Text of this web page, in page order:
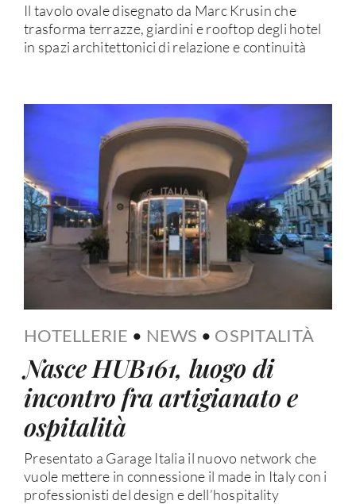
Il tavolo ovale disegnato da Marc Krusin che
trasforma terrazze, giardini e rooftop degli hotel
in spazi architettonici di relazione e continuità
HOTELLERIE • NEWS • OSPITALITÀ
Nasce HUB161, luogo di
incontro fra artigianato e
ospitalità
Presentato a Garage Italia il nuovo network che
vuole mettere in connessione il made in Italy con i
professionisti del design e dell’hospitality